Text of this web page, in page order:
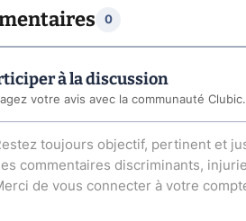
0
à la discussion
votre avis avec la communauté Clubic.